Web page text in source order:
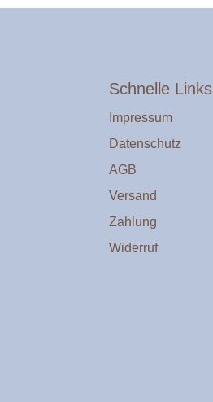
Schnelle Links
Impressum
Datenschutz
AGB
Versand
Zahlung
Widerruf